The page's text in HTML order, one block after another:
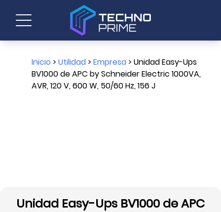
Inicio > Utilidad> Empresa> Unidad Easy-Ups
BV1000 de APC by Schneider Electric 1000VA,
AVR, 120 V, 600 W, 50/60 Hz, 156 J
Unidad Easy-Ups BV1000 de APC